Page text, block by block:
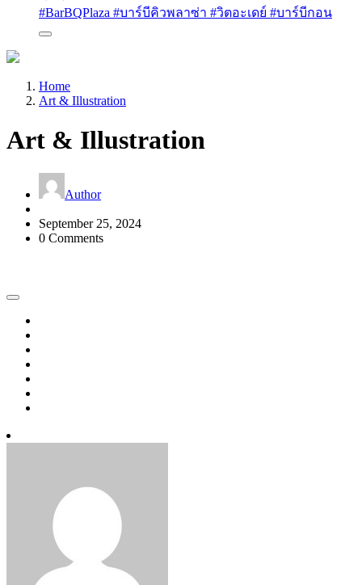
#BarBQPlaza #บาร์บีคิวพลาซ่า #วิตอะเดย์ #บาร์บีกอน
Home
Art & Illustration
Art & Illustration
Author
September 25, 2024
0 Comments